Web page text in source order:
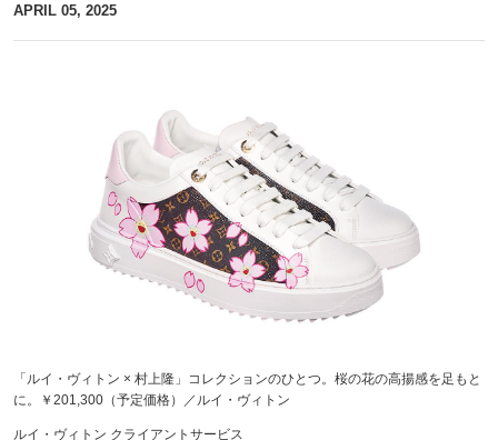
APRIL 05, 2025
「ルイ・ヴィトン × 村上隆」コレクションのひとつ。桜の花の高揚感を足もと
に。￥201,300（予定価格）／ルイ・ヴィトン
ルイ・ヴィトン クライアントサービス